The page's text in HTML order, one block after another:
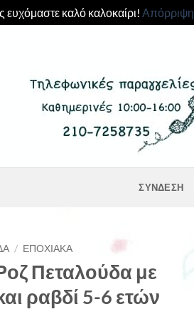
καλό καλοκαίρι! Απόρριψη
ΣΎΝΔΕΣΗ
/ ΕΠΟΧΙΑΚΆ
Πεταλούδα με
ραβδί 5-6 ετών